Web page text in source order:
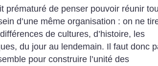
prématuré de penser pouvoir réunir
d’une même organisation : on ne
de cultures, d’histoire, les
du jour au lendemain. Il faut donc
pour construire l’unité des